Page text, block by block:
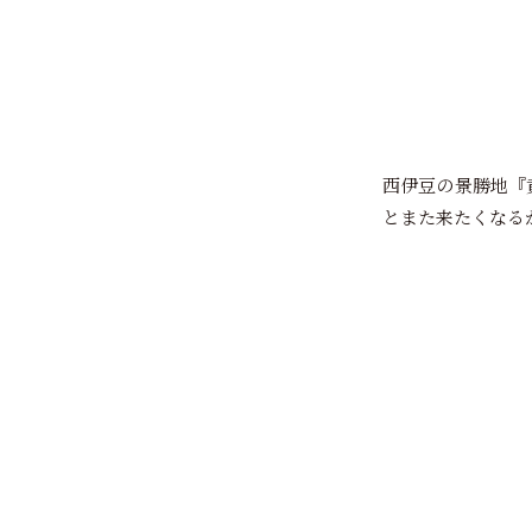
西伊豆の景勝地
とまた来たくな